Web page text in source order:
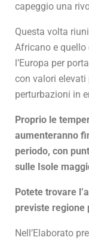
capeggio una
Questa volta
Africano e quello
l’Europa per
con valori elevati
perturbazioni in
Proprio le
aumenteranno
periodo, con
sulle Isole
Potete trovare
previste regione
Nell’Elaborato